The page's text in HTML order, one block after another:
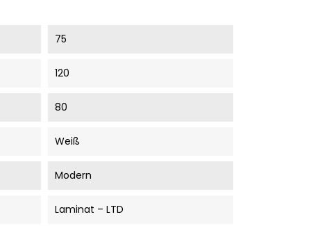
75
120
80
Weiß
Modern
Laminat – LTD